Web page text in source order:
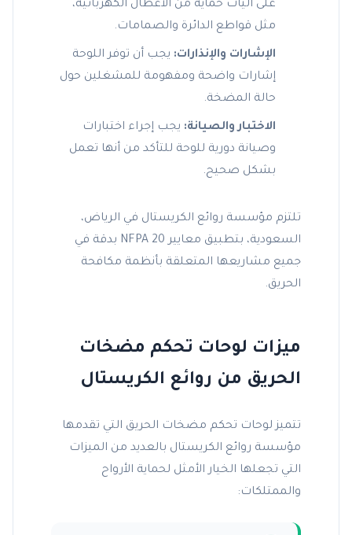
على آليات حماية من الأعطال الكهربائية،
مثل قواطع الدائرة والصمامات.
الإشارات والإنذارات: يجب أن توفر اللوحة
إشارات واضحة ومفهومة للمشغلين حول
حالة المضخة.
الاختبار والصيانة: يجب إجراء اختبارات
وصيانة دورية للوحة للتأكد من أنها تعمل
بشكل صحيح.
تلتزم مؤسسة روائع الكريستال في الرياض،
السعودية، بتطبيق معايير NFPA 20 بدقة في
جميع مشاريعها المتعلقة بأنظمة مكافحة
الحريق.
ميزات لوحات تحكم مضخات
الحريق من روائع الكريستال
تتميز لوحات تحكم مضخات الحريق التي تقدمها
مؤسسة روائع الكريستال بالعديد من الميزات
التي تجعلها الخيار الأمثل لحماية الأرواح
والممتلكات: